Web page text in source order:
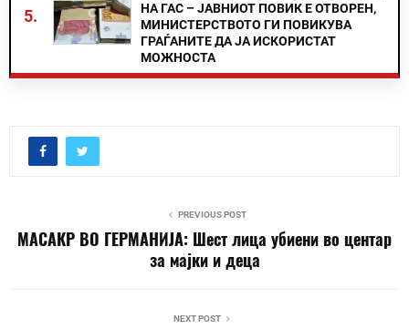
5.
НА ГАС – ЈАВНИОТ ПОВИК Е ОТВОРЕН,
МИНИСТЕРСТВОТО ГИ ПОВИКУВА
ГРАЃАНИТЕ ДА ЈА ИСКОРИСТАТ
МОЖНОСТА
PREVIOUS POST
МАСАКР ВО ГЕРМАНИЈА: Шест лица убиени во центар
за мајки и деца
NEXT POST